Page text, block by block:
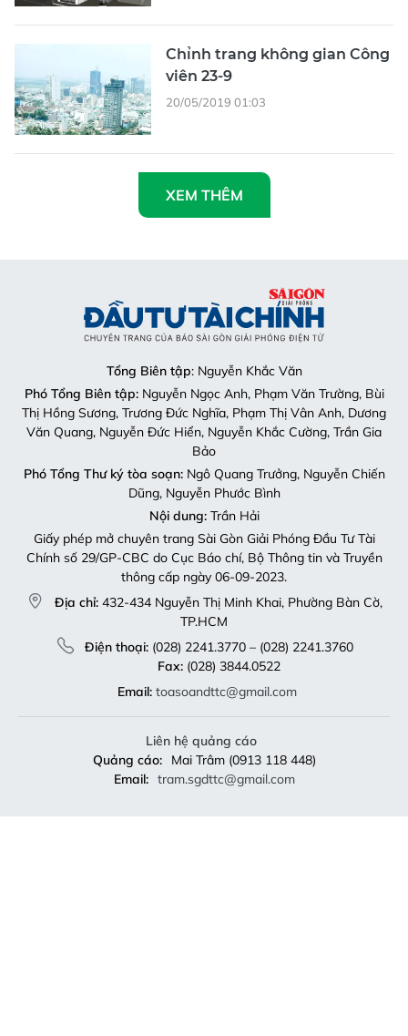
Chỉnh trang không gian Công
viên 23-9
20/05/2019 01:03
XEM THÊM
Tổng Biên tập: Nguyễn Khắc Văn
Phó Tổng Biên tập:Nguyễn Ngọc Anh, Phạm Văn Trường, Bùi
Thị Hồng Sương, Trương Đức Nghĩa, Phạm Thị Vân Anh, Dương
Văn Quang, Nguyễn Đức Hiển, Nguyễn Khắc Cường, Trần Gia
Bảo
Phó Tổng Thư ký tòa soạn:Ngô Quang Trưởng, Nguyễn Chiến
Dũng, Nguyễn Phước Bình
Nội dung:Trần Hải
Giấy phép mở chuyên trang Sài Gòn Giải Phóng Đầu Tư Tài
Chính số 29/GP-CBC do Cục Báo chí, Bộ Thông tin và Truyền
thông cấp ngày 06-09-2023.
Địa chỉ: 432-434 Nguyễn Thị Minh Khai, Phường Bàn Cờ,
TP.HCM
Điện thoại:(028) 2241.3770 – (028) 2241.3760
Fax:(028) 3844.0522
Email: toasoandttc@gmail.com
Liên hệ quảng cáo
Quảng cáo:
Mai Trâm (0913 118 448)
Email: tram.sgdttc@gmail.com